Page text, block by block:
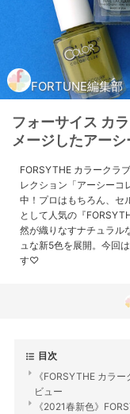
FORTUNE編集部
フォーサイス カ
メージしたアー
FORSYTHE カラークラ
レクション「アーシー
中！プロはもちろん、セ
として人気の『
然が織りなすナチュラル
ュな新5色を展開。今回
す♡
目次
《FORSYTHE カラ
ビュー
《2021春新色》